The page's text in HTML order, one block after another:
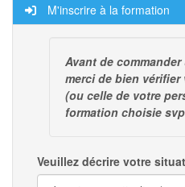
M'inscrire à la formation
Avant de
merci de bien
(ou celle de votre
formation choisie svp
Veuillez décrire votre